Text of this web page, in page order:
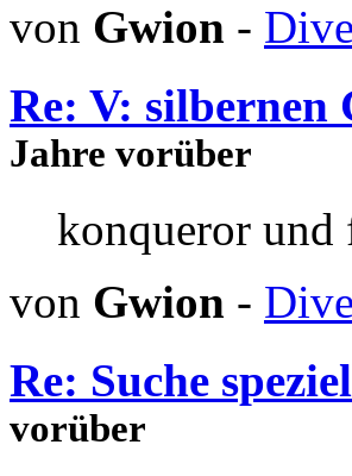
von Gwion -
Re: V: silbernen
Jahre vorüber
konqueror und
von Gwion -
Re: Suche
vorüber